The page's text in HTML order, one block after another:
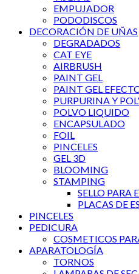
EMPUJADOR
PODODISCOS
DECORACIÓN DE UÑAS
DEGRADADOS
CAT EYE
AIRBRUSH
PAINT GEL
PAINT GEL
PURPURINA Y
POLVO LIQUIDO
ENCAPSULADO
FOIL
PINCELES
GEL 3D
BLOOMING
STAMPING
SELLO PARA
PLACAS DE
PINCELES
PEDICURA
COSMETICOS
APARATOLOGÍA
TORNOS